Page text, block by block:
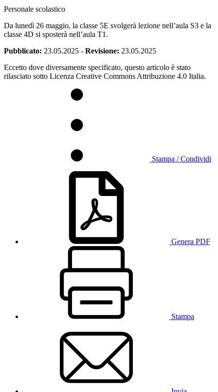
Personale scolastico
Da lunedì 26 maggio, la classe 5E svolgerà lezione nell’aula S3 e la
classe 4D si sposterà nell’aula T1.
Pubblicato: 23.05.2025 - Revisione: 23.05.2025
Eccetto dove diversamente specificato, questo articolo è stato
rilasciato sotto Licenza Creative Commons Attribuzione 4.0 Italia.
Stampa / Condividi
Genera PDF
Stampa